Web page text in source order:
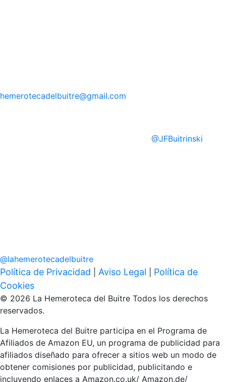
hemerotecadelbuitre@gmail.com
@JFBuitrinski
@lahemerotecadelbuitre
Política de Privacidad Aviso Legal
Política de
Cookies
© 2026 La Hemeroteca del Buitre Todos los derechos
reservados.
La Hemeroteca del Buitre participa en el Programa de
Afiliados de Amazon EU, un programa de publicidad para
afiliados diseñado para ofrecer a sitios web un modo de
obtener comisiones por publicidad, publicitando e
incluyendo enlaces a Amazon.co.uk/ Amazon.de/